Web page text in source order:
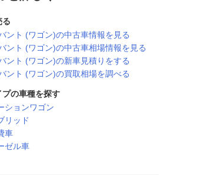
る
ント (ワゴン)の中古車情報を見る
ント (ワゴン)の中古車相場情報を見る
ント (ワゴン)の新車見積りをする
ント (ワゴン)の買取相場を調べる
プの車種を探す
ションワゴン
リッド
車
ゼル車